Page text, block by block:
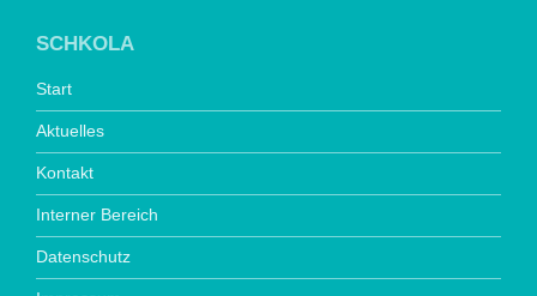
SCHKOLA
Start
Aktuelles
Kontakt
Interner Bereich
Datenschutz